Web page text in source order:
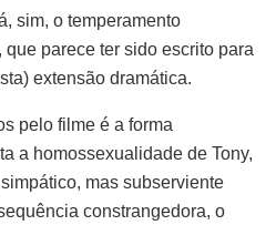
sim, o temperamento
parece ter sido escrito para
extensão dramática.
pelo filme é a forma
a homossexualidade de Tony,
mas subserviente
constrangedora, o